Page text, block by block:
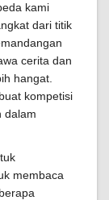
kami
dari titik
cerita dan
hangat.
kompetisi
dalam
membaca